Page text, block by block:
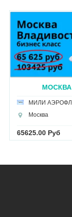
МОСКВА
МИЛИ
Москва
65625.00 Руб